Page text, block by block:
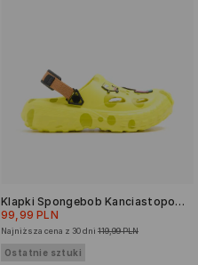
Klapki Spongebob Kanciastoporty
99,99 PLN
Najniższa cena z 30 dni 119,99 PLN
Ostatnie sztuki